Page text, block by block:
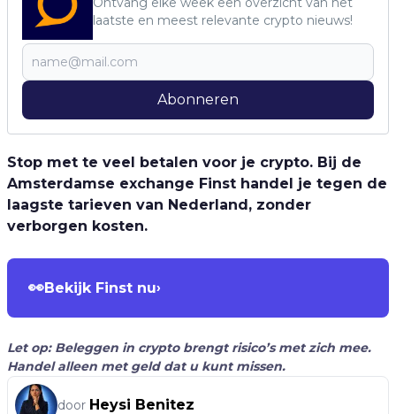
laatste en meest relevante crypto nieuws!
Abonneren
Stop met te veel betalen voor je crypto. Bij de
Amsterdamse exchange Finst handel je tegen de
laagste tarieven van Nederland, zonder
verborgen kosten.
👀Bekijk Finst nu›
Let op: Beleggen in crypto brengt risico’s met zich mee.
Handel alleen met geld dat u kunt missen.
door Heysi Benitez